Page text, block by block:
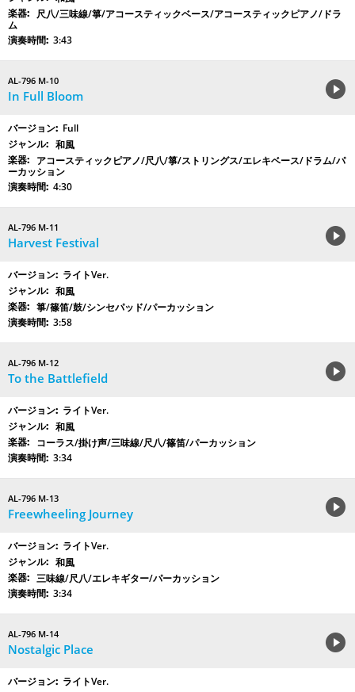
尺八/三味線/箏/アコースティックベース/アコースティックピアノ/ドラ
ム
3:43
AL-796 M-10
In Full Bloom
Full
和風
アコースティックピアノ/尺八/箏/ストリングス/エレキベース/ドラム/パ
ーカッション
4:30
AL-796 M-11
Harvest Festival
ライトVer.
和風
箏/篠笛/鼓/シンセパッド/パーカッション
3:58
AL-796 M-12
To the Battlefield
ライトVer.
和風
コーラス/掛け声/三味線/尺八/篠笛/パーカッション
3:34
AL-796 M-13
Freewheeling Journey
ライトVer.
和風
三味線/尺八/エレキギター/パーカッション
3:34
AL-796 M-14
Nostalgic Place
ライトVer.